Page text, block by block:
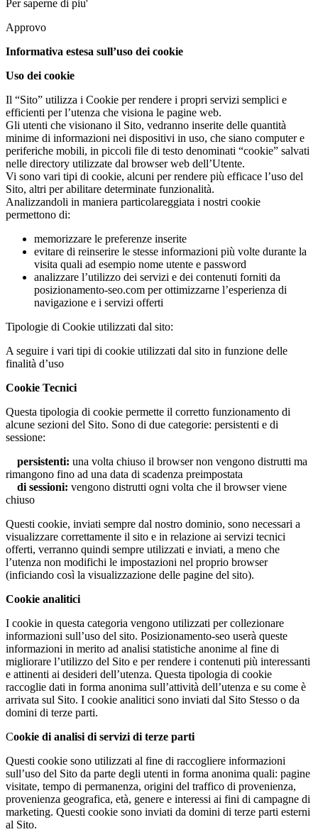
Per saperne di piu'
Approvo
Informativa estesa sull’uso dei cookie
Uso dei cookie
Il “Sito” utilizza i Cookie per rendere i propri servizi semplici e
efficienti per l’utenza che visiona le pagine web.
Gli utenti che visionano il Sito, vedranno inserite delle quantità
minime di informazioni nei dispositivi in uso, che siano computer e
periferiche mobili, in piccoli file di testo denominati “cookie” salvati
nelle directory utilizzate dal browser web dell’Utente.
Vi sono vari tipi di cookie, alcuni per rendere più efficace l’uso del
Sito, altri per abilitare determinate funzionalità.
Analizzandoli in maniera particolareggiata i nostri cookie
permettono di:
memorizzare le preferenze inserite
evitare di reinserire le stesse informazioni più volte durante la
visita quali ad esempio nome utente e password
analizzare l’utilizzo dei servizi e dei contenuti forniti da
posizionamento-seo.com per ottimizzarne l’esperienza di
navigazione e i servizi offerti
Tipologie di Cookie utilizzati dal sito:
A seguire i vari tipi di cookie utilizzati dal sito in funzione delle
finalità d’uso
Cookie Tecnici
Questa tipologia di cookie permette il corretto funzionamento di
alcune sezioni del Sito. Sono di due categorie: persistenti e di
sessione:
persistenti: una volta chiuso il browser non vengono distrutti ma
rimangono fino ad una data di scadenza preimpostata
di sessioni: vengono distrutti ogni volta che il browser viene
chiuso
Questi cookie, inviati sempre dal nostro dominio, sono necessari a
visualizzare correttamente il sito e in relazione ai servizi tecnici
offerti, verranno quindi sempre utilizzati e inviati, a meno che
l’utenza non modifichi le impostazioni nel proprio browser
(inficiando così la visualizzazione delle pagine del sito).
Cookie analitici
I cookie in questa categoria vengono utilizzati per collezionare
informazioni sull’uso del sito. Posizionamento-seo userà queste
informazioni in merito ad analisi statistiche anonime al fine di
migliorare l’utilizzo del Sito e per rendere i contenuti più interessanti
e attinenti ai desideri dell’utenza. Questa tipologia di cookie
raccoglie dati in forma anonima sull’attività dell’utenza e su come è
arrivata sul Sito. I cookie analitici sono inviati dal Sito Stesso o da
domini di terze parti.
Cookie di analisi di servizi di terze parti
Questi cookie sono utilizzati al fine di raccogliere informazioni
sull’uso del Sito da parte degli utenti in forma anonima quali: pagine
visitate, tempo di permanenza, origini del traffico di provenienza,
provenienza geografica, età, genere e interessi ai fini di campagne di
marketing. Questi cookie sono inviati da domini di terze parti esterni
al Sito.